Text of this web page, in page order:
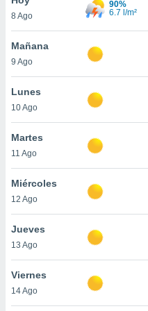
en
más
nuestra
de
cookies
aceptar
8 Ago
90%
6.7 l/m²
Mañana
9 Ago
Lunes
10 Ago
Martes
11 Ago
Miércoles
12 Ago
Jueves
13 Ago
Viernes
14 Ago